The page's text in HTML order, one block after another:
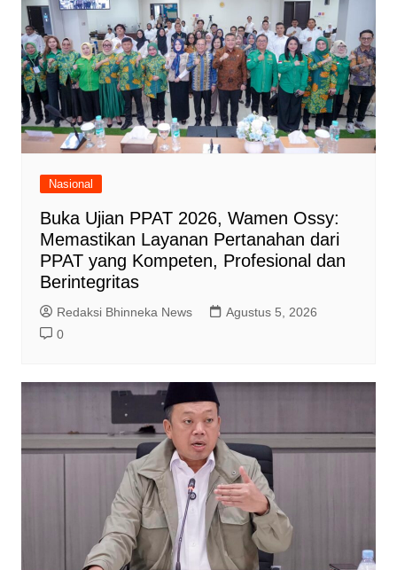
Nasional
Buka Ujian PPAT 2026, Wamen Ossy:
Memastikan Layanan Pertanahan dari
PPAT yang Kompeten, Profesional dan
Berintegritas
Redaksi Bhinneka News
Agustus 5, 2026
0